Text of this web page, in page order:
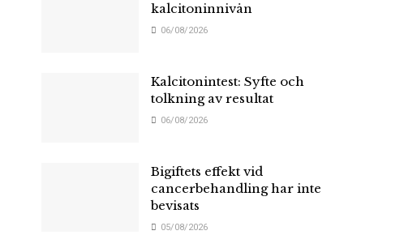
kalcitoninnivån
06/08/2026
Kalcitonintest: Syfte och
tolkning av resultat
06/08/2026
Bigiftets effekt vid
cancerbehandling har inte
bevisats
05/08/2026